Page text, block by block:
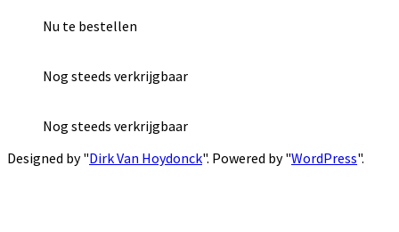
Nu te bestellen
Nog steeds verkrijgbaar
Nog steeds verkrijgbaar
Designed by "Dirk Van Hoydonck". Powered by "WordPress".